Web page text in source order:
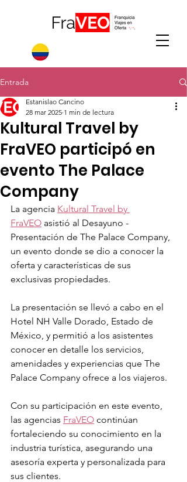
Entrada
Kultural Travel by
FraVEO participó en
evento The Palace
Company
Estanislao Cancino
28 mar 2025 1 min de lectura
La agencia Kultural Travel by
FraVEO asistió al Desayuno -
Presentación de The Palace Company,
un evento donde se dio a conocer la
oferta y características de sus
exclusivas propiedades.
La presentación se llevó a cabo en el
Hotel NH Valle Dorado, Estado de
México, y permitió a los asistentes
conocer en detalle los servicios,
amenidades y experiencias que The
Palace Company ofrece a los viajeros.
Con su participación en este evento,
las agencias FraVEO continúan
fortaleciendo su conocimiento en la
industria turística, asegurando una
asesoría experta y personalizada para
sus clientes.